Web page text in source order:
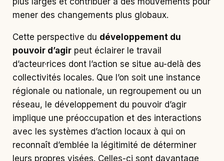
mener des changements plus globaux.
Cette perspective du développement du
pouvoir d’agir peut éclairer le travail
d’acteur·rices dont l’action se situe au-delà des
collectivités locales. Que l’on soit une instance
régionale ou nationale, un regroupement ou un
réseau, le développement du pouvoir d’agir
implique une préoccupation et des interactions
avec les systèmes d’action locaux à qui on
reconnaît d’emblée la légitimité de déterminer
leurs propres visées. Celles-ci sont davantage